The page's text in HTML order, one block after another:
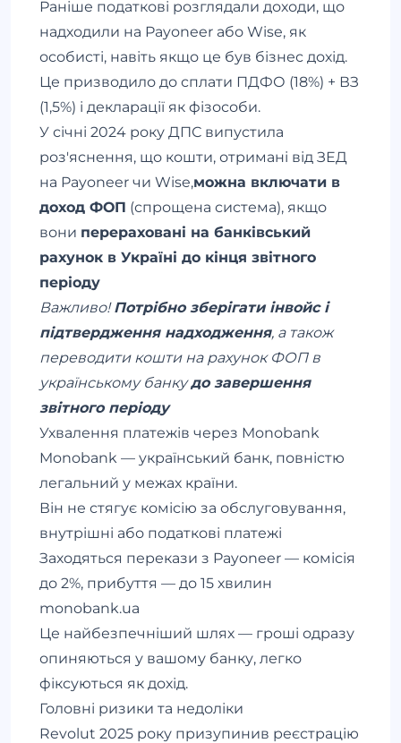
Раніше податкові розглядали доходи, що
надходили на Payoneer або Wise, як
особисті, навіть якщо це був бізнес дохід.
Це призводило до сплати ПДФО (18%) + ВЗ
(1,5%) і декларації як фізособи.
У січні 2024 року ДПС випустила
роз'яснення, що кошти, отримані від ЗЕД
на Payoneer чи Wise,можна включати в
доход ФОП (спрощена система), якщо
вони перераховані на банківський
рахунок в Україні до кінця звітного
періоду
Важливо!Потрібно зберігати інвойс і
підтвердження надходження, а також
переводити кошти на рахунок ФОП в
українському банкудо завершення
звітного періоду
Ухвалення платежів через Monobank
Monobank — український банк, повністю
легальний у межах країни.
Він не стягує комісію за обслуговування,
внутрішні або податкові платежі
Заходяться перекази з Payoneer — комісія
до 2%, прибуття — до 15 хвилин
monobank.ua
Це найбезпечніший шлях — гроші одразу
опиняються у вашому банку, легко
фіксуються як дохід.
Головні ризики та недоліки
Revolut 2025 року призупинив реєстрацію